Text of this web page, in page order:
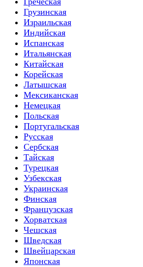
Грузинская
Израильская
Индийская
Испанская
Итальянская
Китайская
Корейская
Латышская
Мексиканская
Немецкая
Польская
Португальская
Русская
Сербская
Тайская
Турецкая
Узбекская
Украинская
Финская
Французская
Хорватская
Чешская
Шведская
Швейцарская
Японская